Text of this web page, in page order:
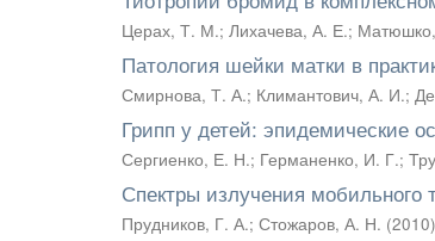
Церах, Т. М.; Лихачева, А. Е.;
Патология шейки матки в
Смирнова, Т. А.; Климантович, А. И.;
Грипп у детей: эпидемические
Сергиенко, Е. Н.; Германенко, И. Г.;
Спектры излучения
Прудников, Г. А.; Стожаров, А. Н. (2010)